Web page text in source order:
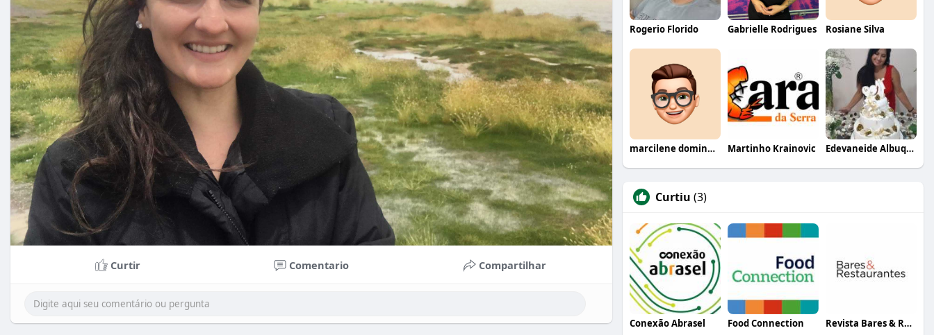
Curtir Comentario Compartilhar
Rogerio Florido Gabrielle Rodrigues Rosiane Silva
marcilene domingues Martinho Krainovic Edevaneide Albuquerque
Curtiu (3)
Conexão Abrasel Food Connection Revista Bares & Restaurantes